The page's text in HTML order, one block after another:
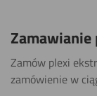
Zamawianie
Zamów plexi
zamówienie w